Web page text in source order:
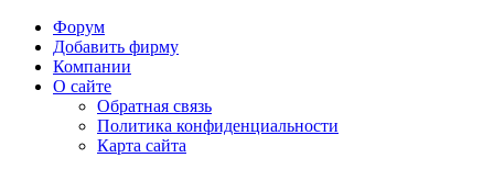
Форум
Добавить фирму
Компании
О сайте
Обратная связь
Политика конфиденциальности
Карта сайта